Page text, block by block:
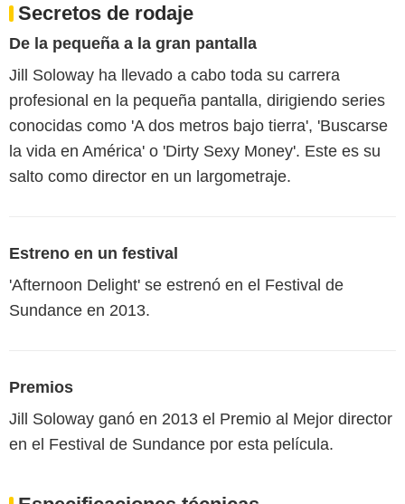
Secretos de rodaje
De la pequeña a la gran pantalla
Jill Soloway ha llevado a cabo toda su carrera
profesional en la pequeña pantalla, dirigiendo series
conocidas como 'A dos metros bajo tierra', 'Buscarse
la vida en América' o 'Dirty Sexy Money'. Este es su
salto como director en un largometraje.
Estreno en un festival
'Afternoon Delight' se estrenó en el Festival de
Sundance en 2013.
Premios
Jill Soloway ganó en 2013 el Premio al Mejor director
en el Festival de Sundance por esta película.